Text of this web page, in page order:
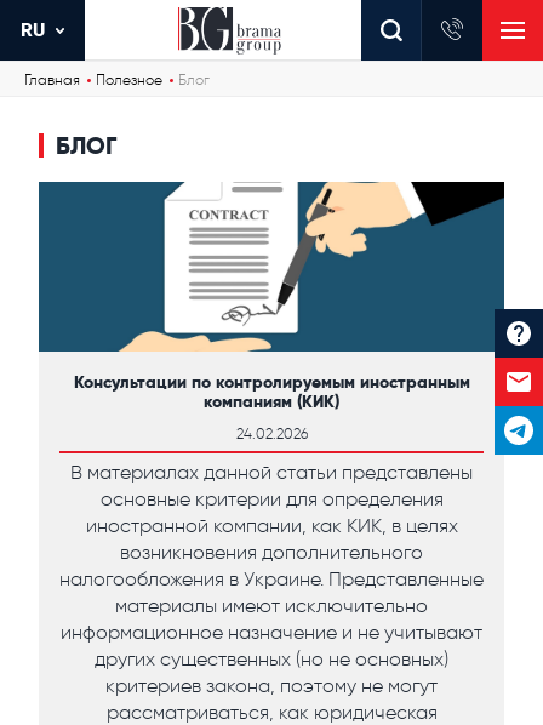
RU
Главная Полезное Блог
БЛОГ
Консультации по контролируемым иностранным
компаниям (КИК)
24.02.2026
В материалах данной статьи представлены
основные критерии для определения
иностранной компании, как КИК, в целях
возникновения дополнительного
налогообложения в Украине. Представленные
материалы имеют исключительно
информационное назначение и не учитывают
других существенных (но не основных)
критериев закона, поэтому не могут
рассматриваться, как юридическая